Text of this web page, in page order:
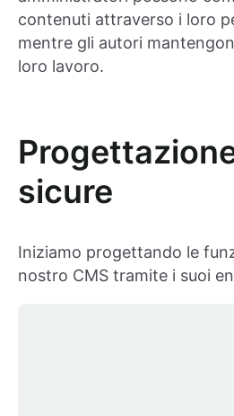
contenuti attraverso i loro
mentre gli autori
loro lavoro.
sicure
Iniziamo progettando le
nostro CMS tramite i suoi